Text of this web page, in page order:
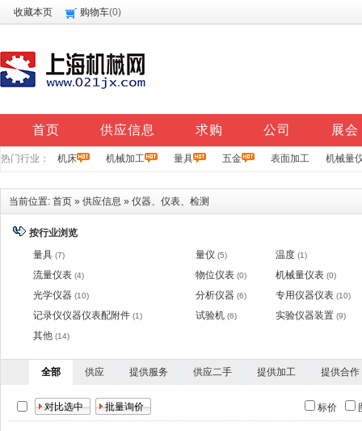
收藏本页 购物车(0)
首页 供应信息 求购 公司 展会
热门行业： 机床 机械加工 量具 五金 表面加工 机械量
当前位置: 首页 » 供应信息 » 仪器、仪表、检测
按行业浏览
量具 (7) 量仪 (5) 温度 (1)
流量仪表 (4) 物位仪表 (0) 机械量仪表 (0)
光学仪器 (10) 分析仪器 (6) 专用仪器仪表 (10)
记录仪仪器仪表配附件 (1) 试验机 (6) 实验仪器装置 (9)
其他 (14)
全部 供应 提供服务 供应二手 提供加工 提供合作
标价